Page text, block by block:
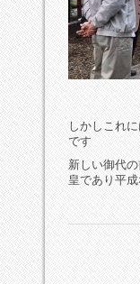
しかしこれ
です
新しい御代
皇であり平